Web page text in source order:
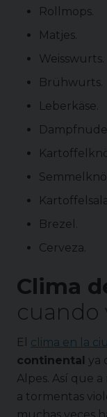
Rollmops.
Matjes.
Weisswurts.
Brühwurts.
Leberkäse.
Brezel.
Cerveza.
Clima
cuando
El clima en la
continental ya
Alpes. Así que
a tormentas